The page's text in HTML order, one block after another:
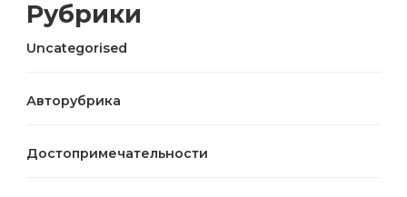
Рубрики
Uncategorised
Авторубрика
Достопримечательности